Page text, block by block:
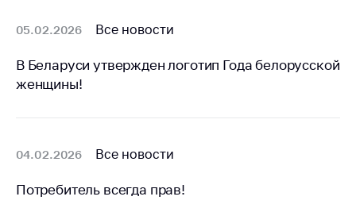
05.02.2026 Все новости
В Беларуси утвержден логотип Года белорусской
женщины!
04.02.2026 Все новости
Потребитель всегда прав!